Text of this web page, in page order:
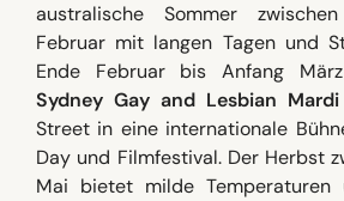
australische Sommer
Februar mit langen Tagen und
Ende Februar bis Anfang
Sydney Gay and Lesbian
Street in eine internationale
Day und Filmfestival. Der Herbst
Mai bietet milde